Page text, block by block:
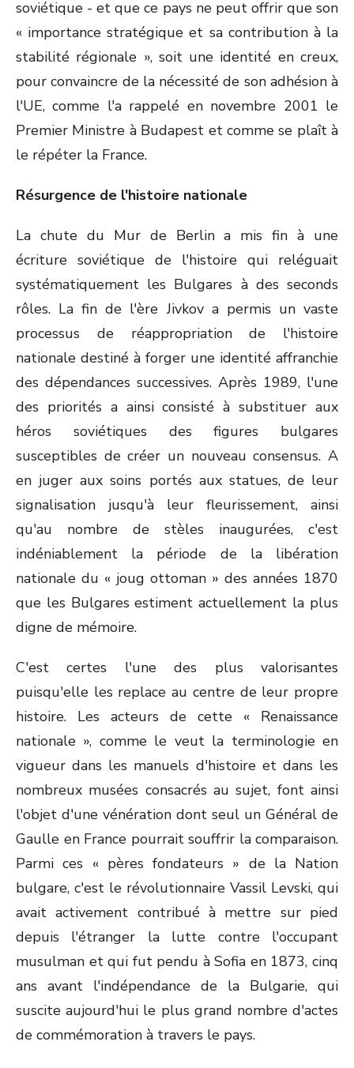
soviétique - et que ce pays ne peut offrir que son
« importance stratégique et sa contribution à la
stabilité régionale », soit une identité en creux,
pour convaincre de la nécessité de son adhésion à
l'UE, comme l'a rappelé en novembre 2001 le
Premier Ministre à Budapest et comme se plaît à
le répéter la France.
Résurgence de l'histoire nationale
La chute du Mur de Berlin a mis fin à une
écriture soviétique de l'histoire qui reléguait
systématiquement les Bulgares à des seconds
rôles. La fin de l'ère Jivkov a permis un vaste
processus de réappropriation de l'histoire
nationale destiné à forger une identité affranchie
des dépendances successives. Après 1989, l'une
des priorités a ainsi consisté à substituer aux
héros soviétiques des figures bulgares
susceptibles de créer un nouveau consensus. A
en juger aux soins portés aux statues, de leur
signalisation jusqu'à leur fleurissement, ainsi
qu'au nombre de stèles inaugurées, c'est
indéniablement la période de la libération
nationale du « joug ottoman » des années 1870
que les Bulgares estiment actuellement la plus
digne de mémoire.
C'est certes l'une des plus valorisantes
puisqu'elle les replace au centre de leur propre
histoire. Les acteurs de cette « Renaissance
nationale », comme le veut la terminologie en
vigueur dans les manuels d'histoire et dans les
nombreux musées consacrés au sujet, font ainsi
l'objet d'une vénération dont seul un Général de
Gaulle en France pourrait souffrir la comparaison.
Parmi ces « pères fondateurs » de la Nation
bulgare, c'est le révolutionnaire Vassil Levski, qui
avait activement contribué à mettre sur pied
depuis l'étranger la lutte contre l'occupant
musulman et qui fut pendu à Sofia en 1873, cinq
ans avant l'indépendance de la Bulgarie, qui
suscite aujourd'hui le plus grand nombre d'actes
de commémoration à travers le pays.